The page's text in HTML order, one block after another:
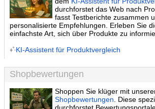
durchforstet das Web nach
fasst Testberichte zusammen
personalisierte Empfehlungen. Erleben Sie
einfachste Art, sich über Produkte zu
KI-Assistent für Produktvergleich
Shopbewertungen
Shoppen Sie klüger mit
Shopbewertungen . Diese